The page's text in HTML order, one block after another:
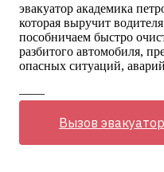
эвакуатор академика
которая выручит
пособничаем быстро
разбитого автомобиля,
опасных ситуаций,
——
Вызов